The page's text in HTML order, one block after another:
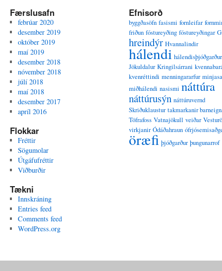
Færslusafn
febrúar 2020
desember 2019
október 2019
maí 2019
desember 2018
nóvember 2018
júlí 2018
maí 2018
desember 2017
apríl 2016
Flokkar
Fréttir
Sögumolar
Útgáfufréttir
Viðburðir
Tækni
Innskráning
Entries feed
Comments feed
WordPress.org
Efnisorð
byggðasöfn fasismi fornleifar
friðun fóstureyðing fóstureyðingar
hreindýr Hvannalindir
hálendi hálendisþjóðgarður
Jökuldalur Kringilsárrani
kvenréttindi menningararfur
miðhálendi nasismi náttúra
náttúrusýn náttúruvernd
Skriðuklaustur takmarkanir
Töfrafoss Vatnajökull veiðar
virkjanir Ódáðahraun
öræfi þjóðgarður þungunarrof